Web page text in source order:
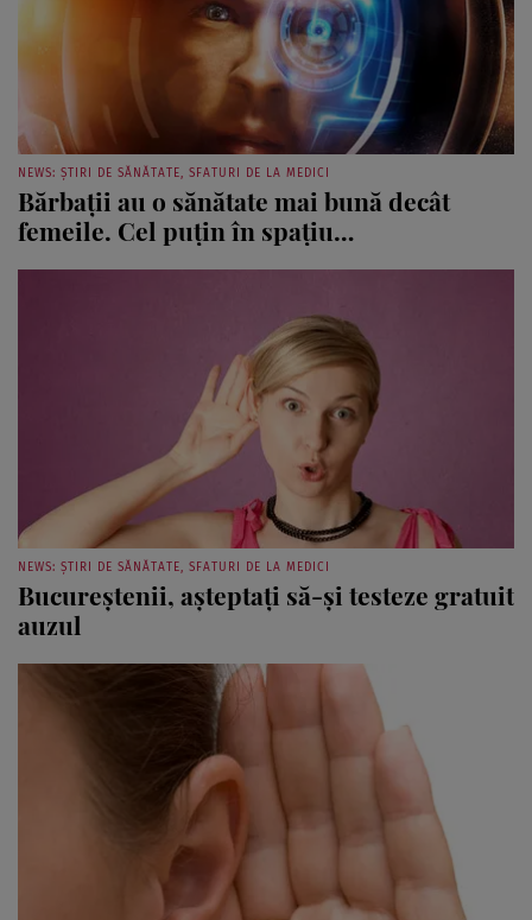
NEWS: ȘTIRI DE SĂNĂTATE, SFATURI DE LA MEDICI
Bărbaţii au o sănătate mai bună decât
femeile. Cel puţin în spaţiu…
NEWS: ȘTIRI DE SĂNĂTATE, SFATURI DE LA MEDICI
Bucureştenii, aşteptaţi să-şi testeze gratuit
auzul